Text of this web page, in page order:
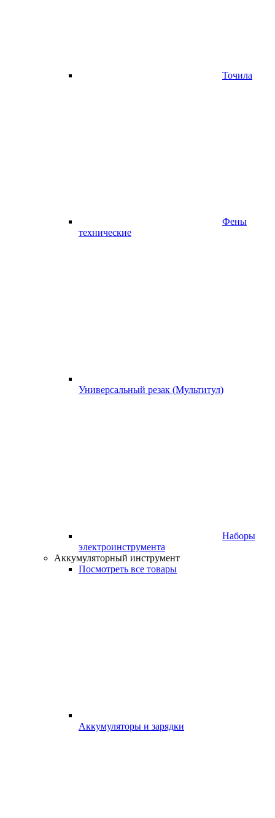
Точила
Фены
технические
Универсальный резак (Мультитул)
Наборы
электроинструмента
Аккумуляторный инструмент
Посмотреть все товары
Аккумуляторы и зарядки